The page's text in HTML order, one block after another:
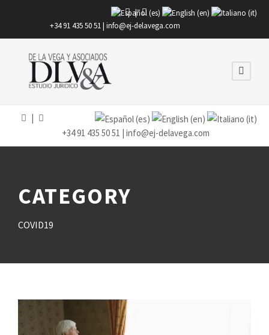
|
+34 91 435 50 51 | info@ej-delavega.com
+34 91 435 50 51 | info@ej-delavega.com
CATEGORY
COVID19